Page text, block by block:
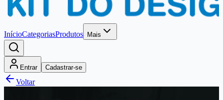
InícioCategoriasProdutos Mais
Entrar Cadastrar-se
Voltar